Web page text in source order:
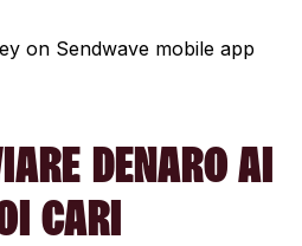
DENARO AI
CARI